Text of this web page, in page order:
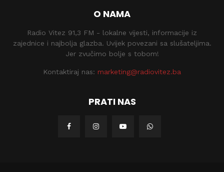
O NAMA
Radio Vitez 91,3 FM - lokalne vijesti, informacije iz
zajednice i najbolja glazba. Uvijek povezani sa slušateljima.
Jer zvučimo bolje s tobom!
Kontaktiraj nas: marketing@radiovitez.ba
PRATI NAS